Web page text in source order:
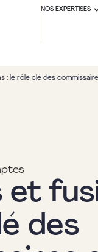
NOS EXPERTISES
: le rôle clé des
des